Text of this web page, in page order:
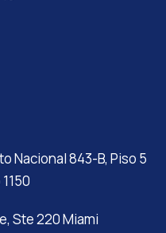
Nacional 843-B, Piso 5
Ste 220 Miami